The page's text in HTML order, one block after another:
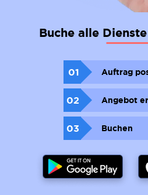
Buche alle
01 Auftrag
02 Angebot
03 Buchen